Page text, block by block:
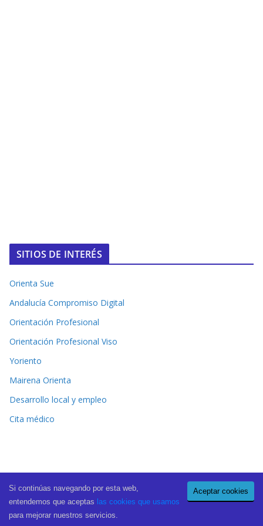
SITIOS DE INTERÉS
Orienta Sue
Andalucía Compromiso Digital
Orientación Profesional
Orientación Profesional Viso
Yoriento
Mairena Orienta
Desarrollo local y empleo
Cita médico
Copyright © 2026El Periódico de Mairena
. All rights reserved.
Theme:
ColorMag Pro by ThemeGrill. Powered by
Aceptar cookies
Si continúas navegando por esta web,
entendemos que aceptas las cookies que usamos
para mejorar nuestros servicios.